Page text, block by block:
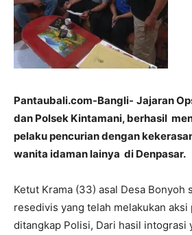
Pantaubali.com-Bangli- Jajaran
dan Polsek Kintamani, berhasil
pelaku pencurian dengan
wanita idaman lainya di Denpasar.
Ketut Krama (33) asal Desa Bonyoh
resedivis yang telah melakukan
ditangkap Polisi, Dari hasil intograsi